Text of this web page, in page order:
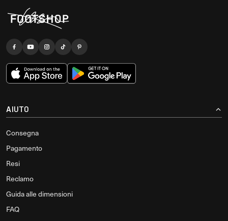
AIUTO
Consegna
Pagamento
Resi
Reclamo
Guida alle dimensioni
FAQ